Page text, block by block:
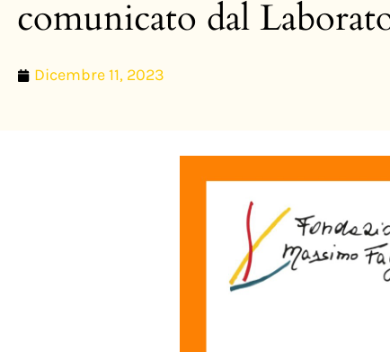
comunicato dal
Dicembre 11, 2023